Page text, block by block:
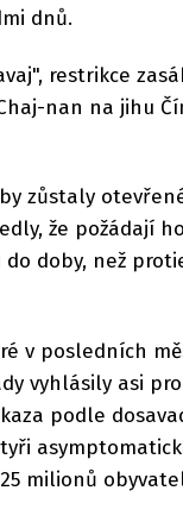
dnů.
restrikce
nan na jihu
zůstaly
že požádají
doby, než
v posledních
vyhlásily asi
podle
milionů